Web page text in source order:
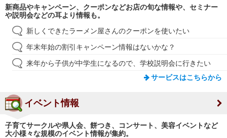
新商品やキャンペーン、クーポンなどお店の旬な情報や、セミナー
や説明会などの耳より情報も。
新しくできたラーメン屋さんのクーポンを使いたい
年末年始の割引キャンペーン情報はないかな？
来年から子供が中学生になるので、学校説明会に行きたい
サービスはこちらから
イベント情報
子育てサークルや県人会、餅つき、コンサート、美容イベントなど
大小様々な規模のイベント情報が集約。